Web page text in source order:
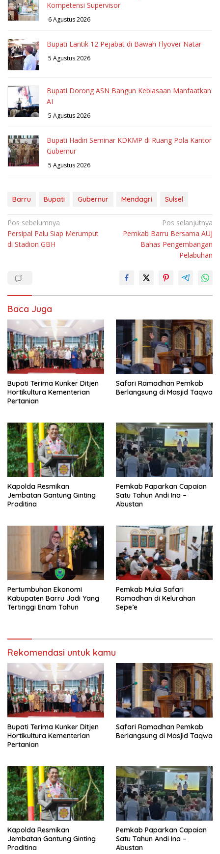
Kompetensi Supervisor
6 Agustus 2026
Bupati Lantik 12 Pejabat di Bawah Flyover Natar
5 Agustus 2026
Bupati Dorong ASN Bangun Kebiasaan Manfaatkan
AI
5 Agustus 2026
Bupati Hadiri Seminar KDKMP di Ruang Pola Kantor
Gubernur
5 Agustus 2026
Barru Bupati Gubernur Mendagri Sulsel
Navigasi
pos
Pos sebelumnya
Persipal Palu Siap Merumput
di Stadion GBH
Pos selanjutnya
Pemkab Barru Bersama AUJ
Bahas Pengembangan
Pelabuhan
Baca Juga
Bupati Terima Kunker Ditjen
Hortikultura Kementerian
Pertanian
Safari Ramadhan Pemkab
Berlangsung di Masjid Taqwa
Kapolda Resmikan
Jembatan Gantung Ginting
Praditina
Pemkab Paparkan Capaian
Satu Tahun Andi Ina –
Abustan
Pertumbuhan Ekonomi
Kabupaten Barru Jadi Yang
Tertinggi Enam Tahun
Pemkab Mulai Safari
Ramadhan di Kelurahan
Sepe’e
Rekomendasi untuk kamu
Bupati Terima Kunker Ditjen
Hortikultura Kementerian
Pertanian
Safari Ramadhan Pemkab
Berlangsung di Masjid Taqwa
Kapolda Resmikan
Jembatan Gantung Ginting
Praditina
Pemkab Paparkan Capaian
Satu Tahun Andi Ina –
Abustan